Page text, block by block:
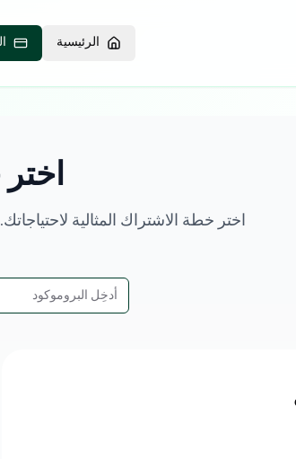
الرئيسية
اختر خطة الاشتراك المثالية